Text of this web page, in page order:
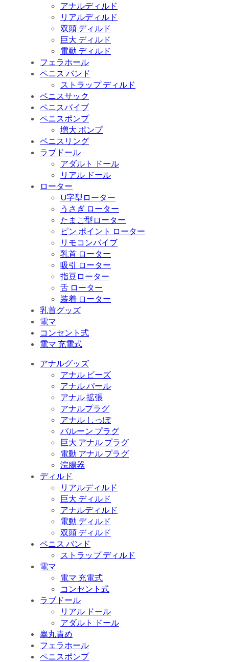
アナルディルド
リアルディルド
双頭 ディルド
巨大 ディルド
電動 ディルド
フェラホール
ペニス バンド
ストラップ ディルド
ペニスサック
ペニスバイブ
ペニスポンプ
増大 ポンプ
ペニスリング
ラブドール
アダルト ドール
リアル ドール
ローター
U字型ローター
うさぎ ローター
たまご型ローター
ピン ポイント ローター
リモコンバイブ
乳首 ローター
吸引 ローター
指豆ローター
舌 ローター
装着 ローター
乳首グッズ
電マ
コンセント式
電マ 充電式
アナルグッズ
アナル ビーズ
アナル パール
アナル 拡張
アナルプラグ
アナル しっぽ
バルーン プラグ
巨大 アナル プラグ
電動 アナル プラグ
浣腸器
ディルド
リアルディルド
巨大 ディルド
アナルディルド
電動 ディルド
双頭 ディルド
ペニス バンド
ストラップ ディルド
電マ
電マ 充電式
コンセント式
ラブドール
リアル ドール
アダルト ドール
睾丸責め
フェラホール
ペニスポンプ